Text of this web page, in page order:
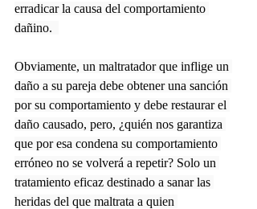
erradicar la causa del comportamiento
dañino.
Obviamente, un maltratador que inflige un
daño a su pareja debe obtener una sanción
por su comportamiento y debe restaurar el
daño causado, pero, ¿quién nos garantiza
que por esa condena su comportamiento
erróneo no se volverá a repetir? Solo un
tratamiento eficaz destinado a sanar las
heridas del que maltrata a quien